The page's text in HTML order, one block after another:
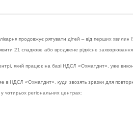
продовжує рятувати дітей – від перших хвилин
21 спадкове або вроджене рідкісне
який працює на базі НДСЛ «Охматдит», уже
НДСЛ «Охматдит», куди звозять зразки для
чотирьох регіональних центрах: